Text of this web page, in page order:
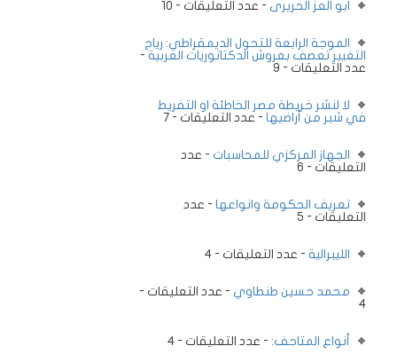
ابو العز الحريرى - عدد التعليقات - 10
الموجة الرابعة للتحول الديمقراطي: رياح
التغيير تعصف بعروش الدكتاتوريات العربية -
عدد التعليقات - 9
لا لنشر خريطة مصر الخاطئة او التفريط
في شبر من أراضيها - عدد التعليقات - 7
الجهاز المركزي للمحاسبات - عدد
التعليقات - 6
تعريف الحكومة وانواعها - عدد
التعليقات - 5
الليبرالية - عدد التعليقات - 4
محمد حسين طنطاوي - عدد التعليقات -
4
أنواع المتاحف: - عدد التعليقات - 4